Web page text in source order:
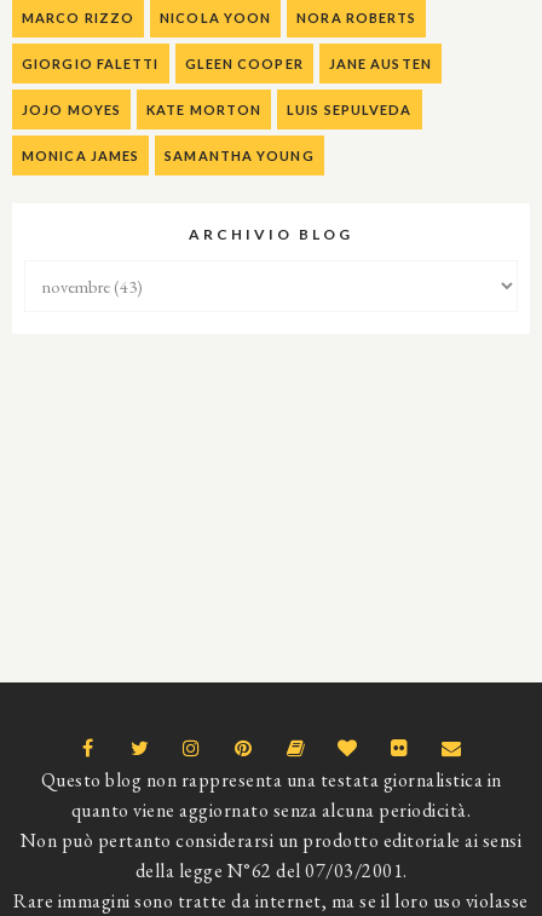
MARCO RIZZO NICOLA YOON NORA ROBERTS
GIORGIO FALETTI GLEEN COOPER JANE AUSTEN
JOJO MOYES KATE MORTON LUIS SEPULVEDA
MONICA JAMES SAMANTHA YOUNG
ARCHIVIO BLOG
Questo blog non rappresenta una testata giornalistica in
quanto viene aggiornato senza alcuna periodicità.
Non può pertanto considerarsi un prodotto editoriale ai sensi
della legge N°62 del 07/03/2001.
Rare immagini sono tratte da internet, ma se il loro uso violasse